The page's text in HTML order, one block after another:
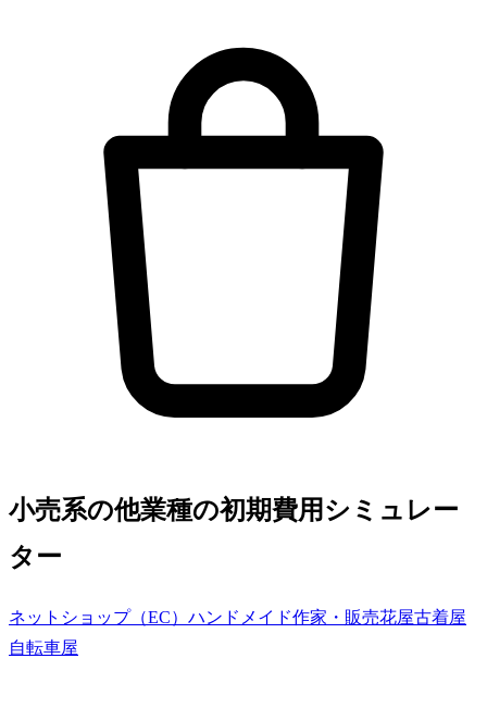
小売系の他業種の初期費用シミュレー
ター
ネットショップ（EC） ハンドメイド作家・販売花屋古着屋
自転車屋